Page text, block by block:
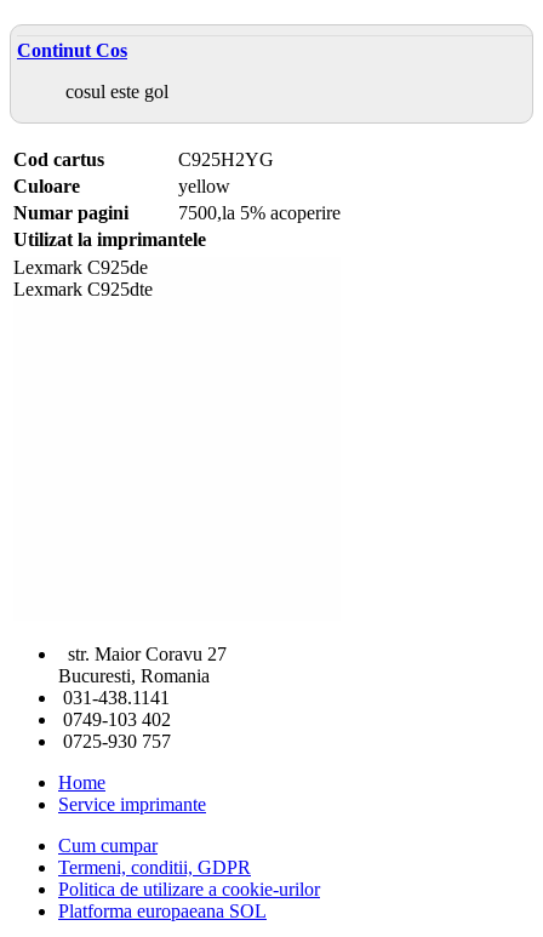
Continut Cos
cosul este gol
Cod cartus
C925H2YG
Culoare
yellow
Numar pagini
7500,la 5% acoperire
Utilizat la imprimantele
Lexmark C925de
Lexmark C925dte
str. Maior Coravu 27
Bucuresti, Romania
031-438.1141
0749-103 402
0725-930 757
Home
Service imprimante
Cum cumpar
Termeni, conditii, GDPR
Politica de utilizare a cookie-urilor
Platforma europaeana SOL